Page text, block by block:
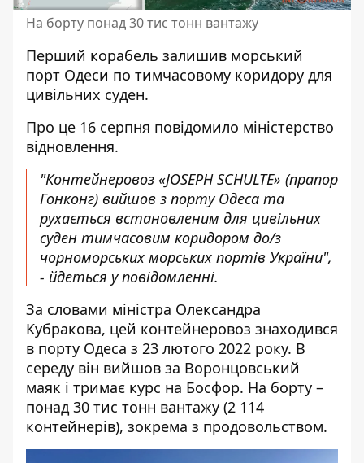
На борту понад 30 тис тонн вантажу
Перший корабель залишив морський
порт Одеси по тимчасовому коридору для
цивільних суден.
Про це 16 серпня повідомило міністерство
відновлення.
"Контейнеровоз «JOSEPH SCHULTE» (прапор
Гонконг) вийшов з порту Одеса та
рухається встановленим для цивільних
суден тимчасовим коридором до/з
чорноморських морських портів України",
- йдеться у повідомленні.
За словами міністра Олександра
Кубракова, цей контейнеровоз знаходився
в порту Одеса з 23 лютого 2022 року. В
середу він вийшов за Воронцовський
маяк і тримає курс на Босфор. На борту –
понад 30 тис тонн вантажу (2 114
контейнерів), зокрема з продовольством.